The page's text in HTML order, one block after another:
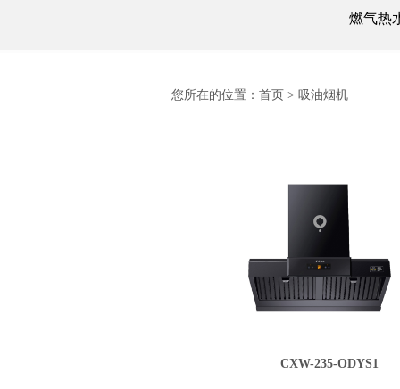
燃气热
您所在的位置：首页 >吸油烟机
CXW-235-ODYS1